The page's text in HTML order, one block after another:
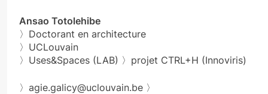
Ansao Totolehibe
〉Doctorant en architecture
〉UCLouvain
〉Uses&Spaces (LAB) 〉projet CTRL+H (Innoviris)
〉agie.galicy@uclouvain.be 〉